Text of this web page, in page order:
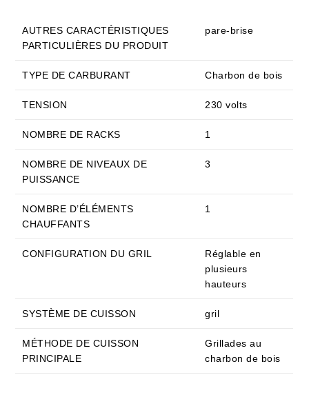
AUTRES CARACTÉRISTIQUES
PARTICULIÈRES DU PRODUIT
pare-brise
TYPE DE CARBURANT Charbon de bois
TENSION 230 volts
NOMBRE DE RACKS 1
NOMBRE DE NIVEAUX DE
PUISSANCE
3
NOMBRE D’ÉLÉMENTS
CHAUFFANTS
1
CONFIGURATION DU GRIL
Réglable en
plusieurs
hauteurs
SYSTÈME DE CUISSON gril
MÉTHODE DE CUISSON
PRINCIPALE
Grillades au
charbon de bois